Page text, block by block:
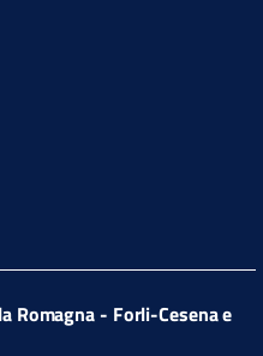
Romagna - Forli-Cesena e